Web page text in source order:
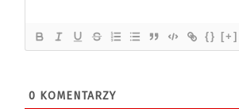
{} [+]
0 KOMENTARZY